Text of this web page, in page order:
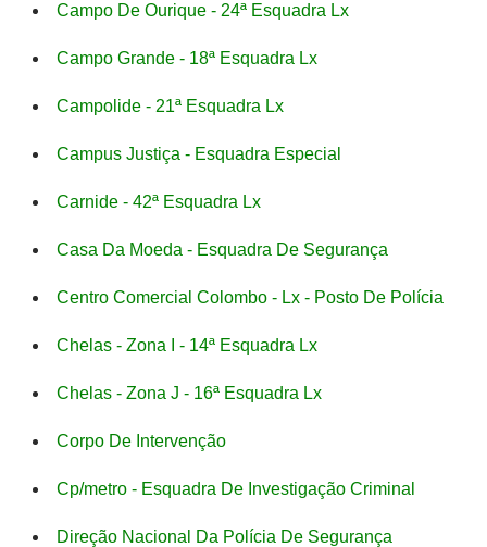
Campo De Ourique - 24ª Esquadra Lx
Campo Grande - 18ª Esquadra Lx
Campolide - 21ª Esquadra Lx
Campus Justiça - Esquadra Especial
Carnide - 42ª Esquadra Lx
Casa Da Moeda - Esquadra De Segurança
Centro Comercial Colombo - Lx - Posto De Polícia
Chelas - Zona I - 14ª Esquadra Lx
Chelas - Zona J - 16ª Esquadra Lx
Corpo De Intervenção
Cp/metro - Esquadra De Investigação Criminal
Direção Nacional Da Polícia De Segurança